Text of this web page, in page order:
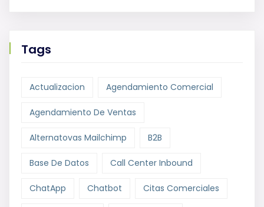
Tags
Actualizacion Agendamiento Comercial
Agendamiento De Ventas
Alternatovas Mailchimp B2B
Base De Datos Call Center Inbound
ChatApp Chatbot Citas Comerciales